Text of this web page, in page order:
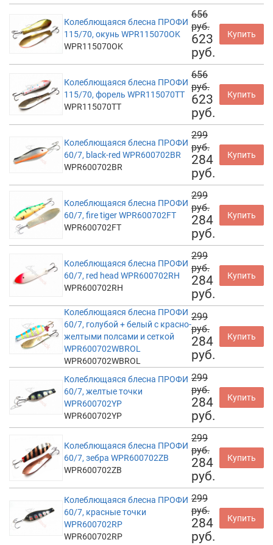
Колеблющаяся блесна ПРОФИ
115/70, окунь WPR115070OK
WPR115070OK
656
руб.
623
руб.
Купить
Колеблющаяся блесна ПРОФИ
115/70, форель WPR115070TT
WPR115070TT
656
руб.
623
руб.
Купить
Колеблющаяся блесна ПРОФИ
60/7, black-red WPR600702BR
WPR600702BR
299
руб.
284
руб.
Купить
Колеблющаяся блесна ПРОФИ
60/7, fire tiger WPR600702FT
WPR600702FT
299
руб.
284
руб.
Купить
Колеблющаяся блесна ПРОФИ
60/7, red head WPR600702RH
WPR600702RH
299
руб.
284
руб.
Купить
Колеблющаяся блесна ПРОФИ
60/7, голубой + белый с красно-
желтыми полсами и сеткой
WPR600702WBROL
WPR600702WBROL
299
руб.
284
руб.
Купить
Колеблющаяся блесна ПРОФИ
60/7, желтые точки
WPR600702YP
WPR600702YP
299
руб.
284
руб.
Купить
Колеблющаяся блесна ПРОФИ
60/7, зебра WPR600702ZB
WPR600702ZB
299
руб.
284
руб.
Купить
Колеблющаяся блесна ПРОФИ
60/7, красные точки
WPR600702RP
WPR600702RP
299
руб.
284
руб.
Купить